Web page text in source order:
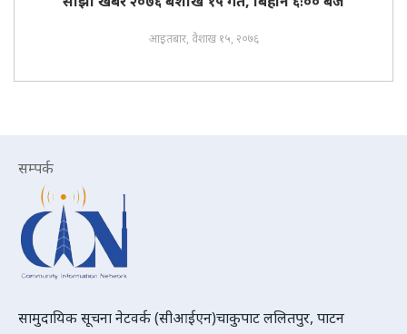
आइतबार, वैशाख १५, २०७६
सम्पर्क
सामुदायिक सूचना नेटवर्क (सीआईएन)चाकुपाट ललितपुर, पाटन